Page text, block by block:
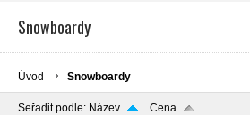
Snowboardy
Úvod Snowboardy
Seřadit podle: Název
Cena